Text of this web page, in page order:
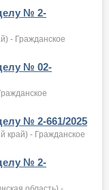
№ 2-
- Гражданское
№ 02-
№ 2-661/2025
край) - Гражданское
№ 2-